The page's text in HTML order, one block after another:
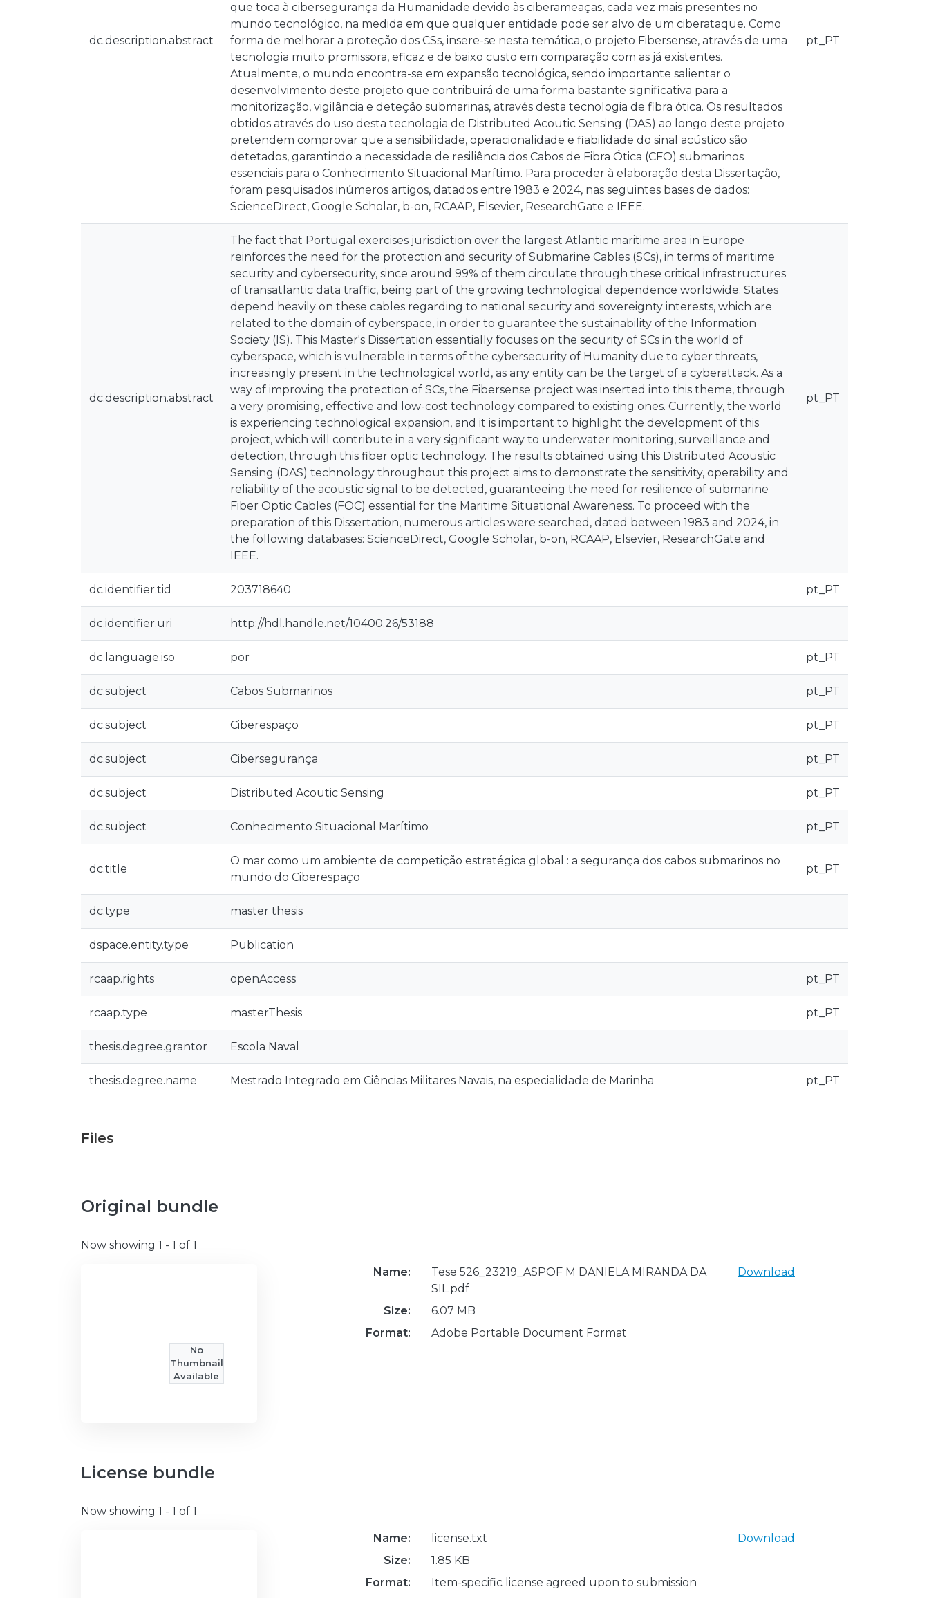
dc.description.abstract
que toca à cibersegurança da Humanidade devido às ciberameaças, cada vez mais presentes no
mundo tecnológico, na medida em que qualquer entidade pode ser alvo de um ciberataque. Como
forma de melhorar a proteção dos CSs, insere-se nesta temática, o projeto Fibersense, através de uma
tecnologia muito promissora, eficaz e de baixo custo em comparação com as já existentes.
Atualmente, o mundo encontra-se em expansão tecnológica, sendo importante salientar o
desenvolvimento deste projeto que contribuirá de uma forma bastante significativa para a
monitorização, vigilância e deteção submarinas, através desta tecnologia de fibra ótica. Os resultados
obtidos através do uso desta tecnologia de Distributed Acoutic Sensing (DAS) ao longo deste projeto
pretendem comprovar que a sensibilidade, operacionalidade e fiabilidade do sinal acústico são
detetados, garantindo a necessidade de resiliência dos Cabos de Fibra Ótica (CFO) submarinos
essenciais para o Conhecimento Situacional Marítimo. Para proceder à elaboração desta Dissertação,
foram pesquisados inúmeros artigos, datados entre 1983 e 2024, nas seguintes bases de dados:
ScienceDirect, Google Scholar, b-on, RCAAP, Elsevier, ResearchGate e IEEE.
pt_PT
dc.description.abstract
The fact that Portugal exercises jurisdiction over the largest Atlantic maritime area in Europe
reinforces the need for the protection and security of Submarine Cables (SCs), in terms of maritime
security and cybersecurity, since around 99% of them circulate through these critical infrastructures
of transatlantic data traffic, being part of the growing technological dependence worldwide. States
depend heavily on these cables regarding to national security and sovereignty interests, which are
related to the domain of cyberspace, in order to guarantee the sustainability of the Information
Society (IS). This Master's Dissertation essentially focuses on the security of SCs in the world of
cyberspace, which is vulnerable in terms of the cybersecurity of Humanity due to cyber threats,
increasingly present in the technological world, as any entity can be the target of a cyberattack. As a
way of improving the protection of SCs, the Fibersense project was inserted into this theme, through
a very promising, effective and low-cost technology compared to existing ones. Currently, the world
is experiencing technological expansion, and it is important to highlight the development of this
project, which will contribute in a very significant way to underwater monitoring, surveillance and
detection, through this fiber optic technology. The results obtained using this Distributed Acoustic
Sensing (DAS) technology throughout this project aims to demonstrate the sensitivity, operability and
reliability of the acoustic signal to be detected, guaranteeing the need for resilience of submarine
Fiber Optic Cables (FOC) essential for the Maritime Situational Awareness. To proceed with the
preparation of this Dissertation, numerous articles were searched, dated between 1983 and 2024, in
the following databases: ScienceDirect, Google Scholar, b-on, RCAAP, Elsevier, ResearchGate and
IEEE.
pt_PT
dc.identifier.tid 203718640 pt_PT
dc.identifier.uri http://hdl.handle.net/10400.26/53188
dc.language.iso por pt_PT
dc.subject Cabos Submarinos pt_PT
dc.subject Ciberespaço pt_PT
dc.subject Cibersegurança pt_PT
dc.subject Distributed Acoutic Sensing pt_PT
dc.subject Conhecimento Situacional Marítimo pt_PT
dc.title
O mar como um ambiente de competição estratégica global : a segurança dos cabos submarinos no
mundo do Ciberespaço
pt_PT
dc.type master thesis
dspace.entity.type Publication
rcaap.rights openAccess pt_PT
rcaap.type masterThesis pt_PT
thesis.degree.grantor Escola Naval
thesis.degree.name Mestrado Integrado em Ciências Militares Navais, na especialidade de Marinha pt_PT
Files
Original bundle
Now showing 1 - 1 of 1
No
Thumbnail
Available
Name:
Tese 526_23219_ASPOF M DANIELA MIRANDA DA
SIL.pdf
Size:
6.07 MB
Format:
Adobe Portable Document Format
Download
License bundle
Now showing 1 - 1 of 1
Name:
license.txt
Size:
1.85 KB
Format:
Item-specific license agreed upon to submission
Download